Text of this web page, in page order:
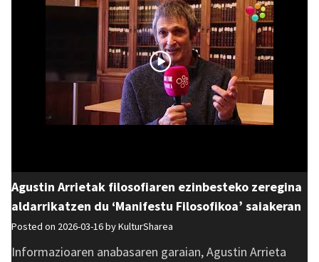
Agustin Arrietak filosofiaren ezinbesteko zeregina
aldarrikatzen du ‘Manifestu Filosofikoa’ saiakeran
Posted on 2026-03-16 byKulturSharea
Informazioaren anabasaren garaian, Agustin Arrieta